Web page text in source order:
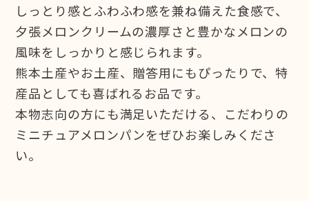
しっとり感とふわふわ感を兼ね備えた食感で、
夕張メロンクリームの濃厚さと豊かなメロンの
風味をしっかりと感じられます。
熊本土産やお土産、贈答用にもぴったりで、特
産品としても喜ばれるお品です。
本物志向の方にも満足いただける、こだわりの
ミニチュアメロンパンをぜひお楽しみくださ
い。